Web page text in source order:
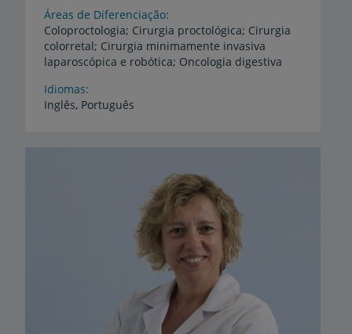
Áreas de Diferenciação
Coloproctologia; Cirurgia proctológica; Cirurgia
colorretal; Cirurgia minimamente invasiva
laparoscópica e robótica; Oncologia digestiva
Idiomas
Inglês, Português